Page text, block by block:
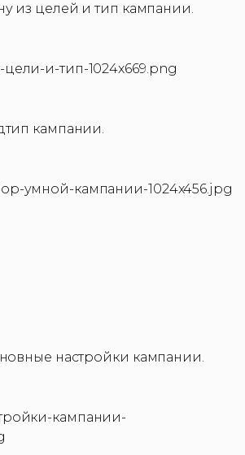
из целей и тип кампании.
кампании.
настройки кампании.